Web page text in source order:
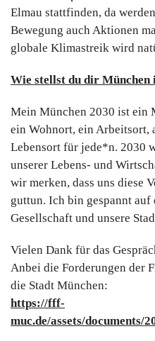
Elmau stattfinden, da
Bewegung auch Aktionen
globale Klimastreik wird
Wie stellst du dir München
Mein München 2030 ist ein
ein Wohnort, ein Arbeitsort,
Lebensort für jede*n. 2030
unserer Lebens- und
wir merken, dass uns diese
guttun. Ich bin gespannt auf
Gesellschaft und unsere
Vielen Dank für das
Anbei die Forderungen der
die Stadt München:
https://fff-
muc.de/assets/documents/